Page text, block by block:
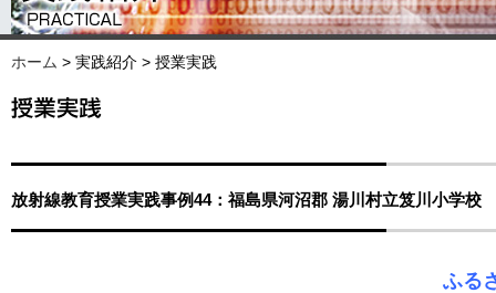
ホーム > 実践紹介 > 授業実践
放射線教育授業実践事例44：福島県河沼郡 湯川村立笈川小学校
ふる